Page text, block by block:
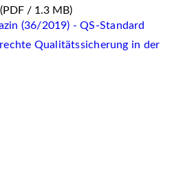
(PDF / 1.3 MB)
(36/2019) - QS-Standard
Qualitätssicherung in der